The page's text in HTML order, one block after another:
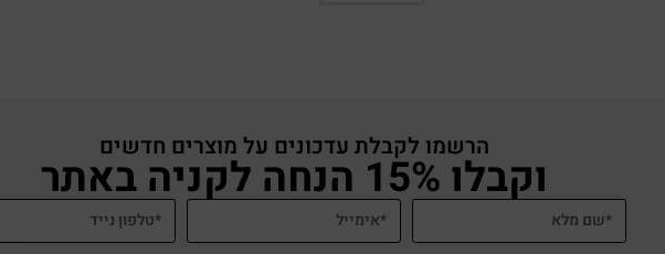
הרשמו לקבלת עדכונים על מוצרים חדשים
וקבלו 15% הנחה לקניה באתר